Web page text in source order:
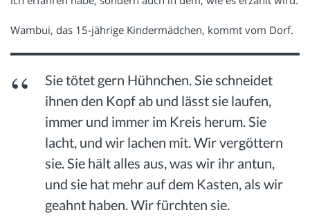
Wambui, das 15-jährige Kindermädchen, kommt vom Dorf.
Sie tötet gern Hühnchen. Sie schneidet
ihnen den Kopf ab und lässt sie laufen,
immer und immer im Kreis herum. Sie
lacht, und wir lachen mit. Wir vergöttern
sie. Sie hält alles aus, was wir ihr antun,
und sie hat mehr auf dem Kasten, als wir
geahnt haben. Wir fürchten sie.